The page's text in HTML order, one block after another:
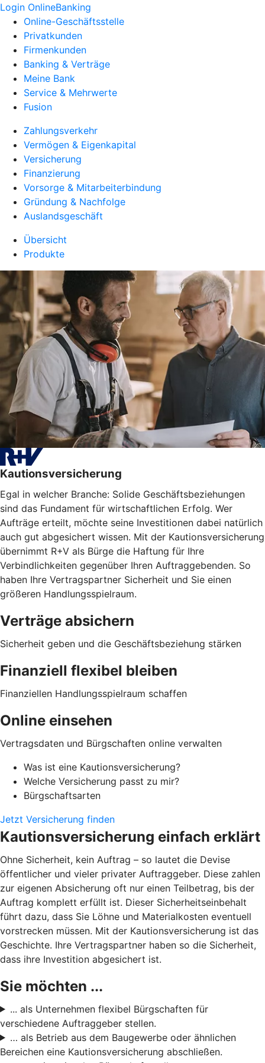
Login OnlineBanking
Online-Geschäftsstelle
Privatkunden
Firmenkunden
Banking & Verträge
Meine Bank
Service & Mehrwerte
Fusion
Zahlungsverkehr
Vermögen & Eigenkapital
Versicherung
Finanzierung
Vorsorge & Mitarbeiterbindung
Gründung & Nachfolge
Auslandsgeschäft
Übersicht
Produkte
Kautionsversicherung
Egal in welcher Branche: Solide Geschäftsbeziehungen
sind das Fundament für wirtschaftlichen Erfolg. Wer
Aufträge erteilt, möchte seine Investitionen dabei natürlich
auch gut abgesichert wissen. Mit der Kautionsversicherung
übernimmt R+V als Bürge die Haftung für Ihre
Verbindlichkeiten gegenüber Ihren Auftraggebenden. So
haben Ihre Vertragspartner Sicherheit und Sie einen
größeren Handlungsspielraum.
Verträge absichern
Sicherheit geben und die Geschäftsbeziehung stärken
Finanziell flexibel bleiben
Finanziellen Handlungsspielraum schaffen
Online einsehen
Vertragsdaten und Bürgschaften online verwalten
Was ist eine Kautionsversicherung?
Welche Versicherung passt zu mir?
Bürgschaftsarten
Jetzt Versicherung finden
Kautionsversicherung einfach erklärt
Ohne Sicherheit, kein Auftrag – so lautet die Devise
öffentlicher und vieler privater Auftraggeber. Diese zahlen
zur eigenen Absicherung oft nur einen Teilbetrag, bis der
Auftrag komplett erfüllt ist. Dieser Sicherheitseinbehalt
führt dazu, dass Sie Löhne und Materialkosten eventuell
vorstrecken müssen. Mit der Kautionsversicherung ist das
Geschichte. Ihre Vertragspartner haben so die Sicherheit,
dass ihre Investition abgesichert ist.
Sie möchten ...
... als Unternehmen flexibel Bürgschaften für
verschiedene Auftraggeber stellen.
… als Betrieb aus dem Baugewerbe oder ähnlichen
Bereichen eine Kautionsversicherung abschließen.